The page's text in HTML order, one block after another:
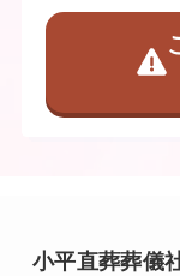
小平直葬葬儀